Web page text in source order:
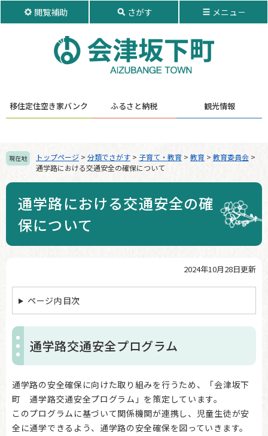
本
閲覧補助 さがす メニュ－
移住定住空き家バンク ふるさと納税 観光情報
現在地 トップページ > 分類でさがす > 子育て・教育 > 教育 > 教育委員会 >
通学路における交通安全の確保について
通学路における交通安全の確
保について
2024年10月28日更新
ページ内目次
通学路交通安全プログラム
通学路の安全確保に向けた取り組みを行うため、「会津坂下
町 通学路交通安全プログラム」を策定しています。
このプログラムに基づいて関係機関が連携し、児童生徒が安
全に通学できるよう、通学路の安全確保を図っていきます。